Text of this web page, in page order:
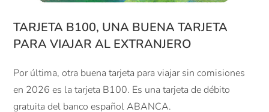
TARJETA B100, UNA BUENA TARJETA
PARA VIAJAR AL EXTRANJERO
Por última, otra buena tarjeta para viajar sin comisiones
en 2026 es la tarjeta B100. Es una tarjeta de débito
gratuita del banco español ABANCA.